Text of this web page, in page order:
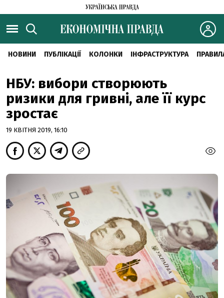
НОВИНИ ПУБЛІКАЦІЇ КОЛОНКИ ІНФРАСТРУКТУРА
НБУ: вибори створюють
ризики для гривні, але її курс
зростає
19 КВІТНЯ 2019, 16:10